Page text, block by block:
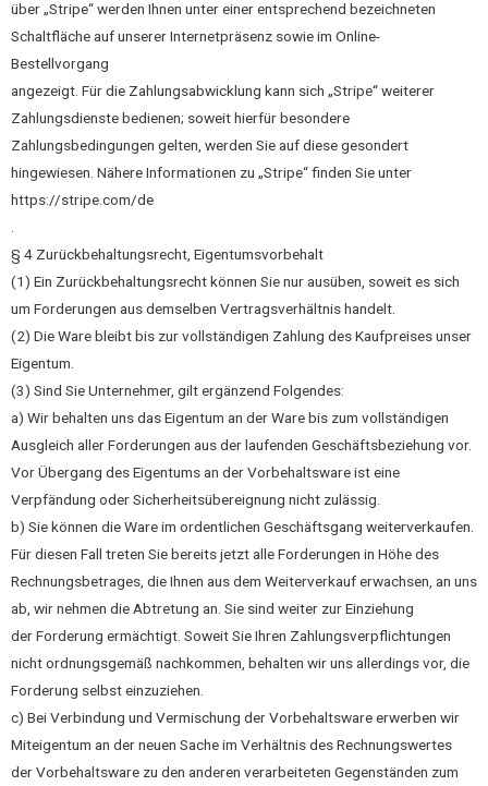
über „Stripe“ werden Ihnen unter einer entsprechend bezeichneten
Schaltfläche auf unserer Internetpräsenz sowie im Online-
Bestellvorgang
angezeigt. Für die Zahlungsabwicklung kann sich „Stripe“ weiterer
Zahlungsdienste bedienen; soweit hierfür besondere
Zahlungsbedingungen gelten, werden Sie auf diese gesondert
hingewiesen. Nähere Informationen zu „Stripe“ finden Sie unter
https://stripe.com/de
§ 4 Zurückbehaltungsrecht, Eigentumsvorbehalt
(1) Ein Zurückbehaltungsrecht können Sie nur ausüben, soweit es sich
um Forderungen aus demselben Vertragsverhältnis handelt.
(2) Die Ware bleibt bis zur vollständigen Zahlung des Kaufpreises unser
Eigentum.
(3) Sind Sie Unternehmer, gilt ergänzend Folgendes:
a) Wir behalten uns das Eigentum an der Ware bis zum vollständigen
Ausgleich aller Forderungen aus der laufenden Geschäftsbeziehung vor.
Vor Übergang des Eigentums an der Vorbehaltsware ist eine
Verpfändung oder Sicherheitsübereignung nicht zulässig.
b) Sie können die Ware im ordentlichen Geschäftsgang weiterverkaufen.
Für diesen Fall treten Sie bereits jetzt alle Forderungen in Höhe des
Rechnungsbetrages, die Ihnen aus dem Weiterverkauf erwachsen, an uns
ab, wir nehmen die Abtretung an. Sie sind weiter zur Einziehung
der Forderung ermächtigt. Soweit Sie Ihren Zahlungsverpflichtungen
nicht ordnungsgemäß nachkommen, behalten wir uns allerdings vor, die
Forderung selbst einzuziehen.
c) Bei Verbindung und Vermischung der Vorbehaltsware erwerben wir
Miteigentum an der neuen Sache im Verhältnis des Rechnungswertes
der Vorbehaltsware zu den anderen verarbeiteten Gegenständen zum